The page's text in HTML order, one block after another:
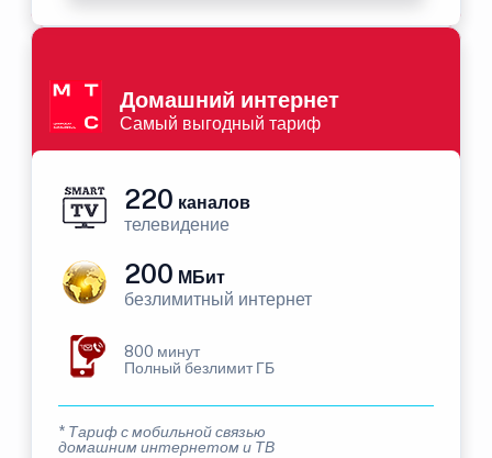
Домашний интернет
Самый выгодный тариф
220 каналов
телевидение
200 МБит
безлимитный интернет
800 минут
Полный безлимит ГБ
* Тариф с мобильной связью
домашним интернетом и ТВ